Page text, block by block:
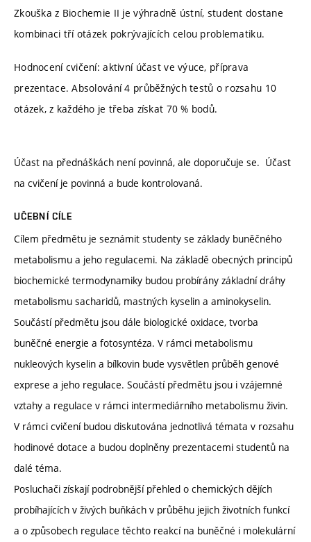
Zkouška z Biochemie II je výhradně ústní, student dostane
kombinaci tří otázek pokrývajících celou problematiku.
Hodnocení cvičení: aktivní účast ve výuce, příprava
prezentace. Absolování 4 průběžných testů o rozsahu 10
otázek, z každého je třeba získat 70 % bodů.
Účast na přednáškách není povinná, ale doporučuje se. Účast
na cvičení je povinná a bude kontrolovaná.
UČEBNÍ CÍLE
Cílem předmětu je seznámit studenty se základy buněčného
metabolismu a jeho regulacemi. Na základě obecných principů
biochemické termodynamiky budou probírány základní dráhy
metabolismu sacharidů, mastných kyselin a aminokyselin.
Součástí předmětu jsou dále biologické oxidace, tvorba
buněčné energie a fotosyntéza. V rámci metabolismu
nukleových kyselin a bílkovin bude vysvětlen průběh genové
exprese a jeho regulace. Součástí předmětu jsou i vzájemné
vztahy a regulace v rámci intermediárního metabolismu živin.
V rámci cvičení budou diskutována jednotlivá témata v rozsahu
hodinové dotace a budou doplněny prezentacemi studentů na
dalé téma.
Posluchači získají podrobnější přehled o chemických dějích
probíhajících v živých buňkách v průběhu jejich životních funkcí
a o způsobech regulace těchto reakcí na buněčné i molekulární